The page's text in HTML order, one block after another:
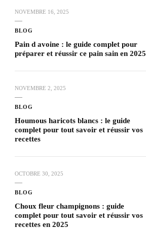
NOVEMBRE 16, 2025
BLOG
Pain d avoine : le guide complet pour
préparer et réussir ce pain sain en 2025
NOVEMBRE 2, 2025
BLOG
Houmous haricots blancs : le guide
complet pour tout savoir et réussir vos
recettes
OCTOBRE 30, 2025
BLOG
Choux fleur champignons : guide
complet pour tout savoir et réussir vos
recettes en 2025